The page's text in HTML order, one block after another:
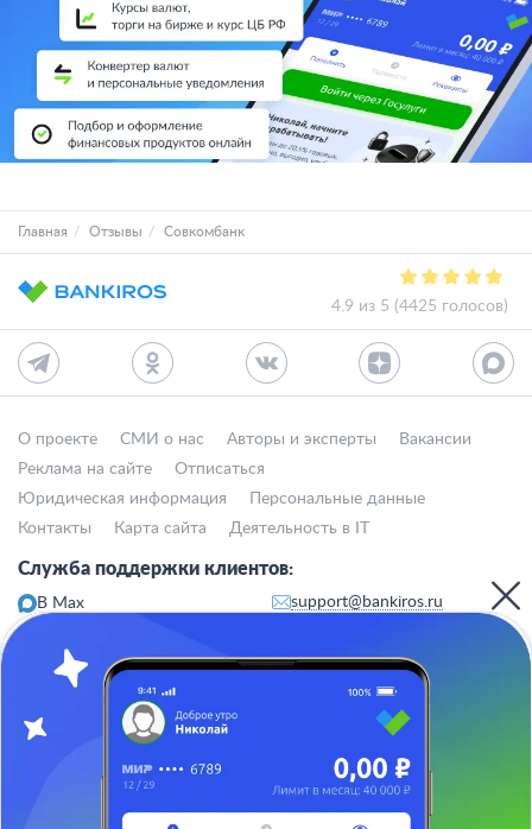
Главная Отзывы Совкомбанк
4.9 из 5 (4425 голосов)
О проекте СМИ о нас Авторы и эксперты
Вакансии
Реклама на сайте
Отписаться
Юридическая информация
Персональные данные
Контакты
Карта сайта Деятельность в IT
Служба поддержки клиентов:
В Max
support@bankiros.ru
Пн-пт с 10:00 до 17:00
117342, Москва, ул. Бутлерова, дом 17,
БЦ Neo Geo, офис 4070
Отписаться